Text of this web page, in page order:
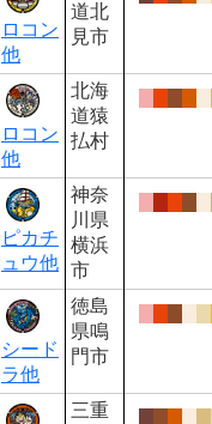
ロコン
他
道北
見市
ロコン
他
北海
道猿
払村
ピカチ
ュウ他
神奈
川県
横浜
市
シード
ラ他
徳島
県鳴
門市
三重